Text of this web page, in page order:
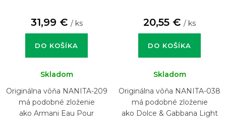
31,99 € / ks
DO KOŠÍKA
Skladom
Originálna vôňa NANITA-209
má podobné zloženie
ako Armani Eau Pour
20,55 € / ks
DO KOŠÍKA
Skladom
Originálna vôňa NANITA-038
má podobné zloženie
ako Dolce & Gabbana Light